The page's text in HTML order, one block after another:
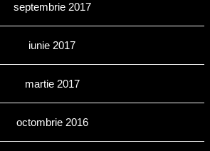
septembrie 2017
iunie 2017
martie 2017
octombrie 2016